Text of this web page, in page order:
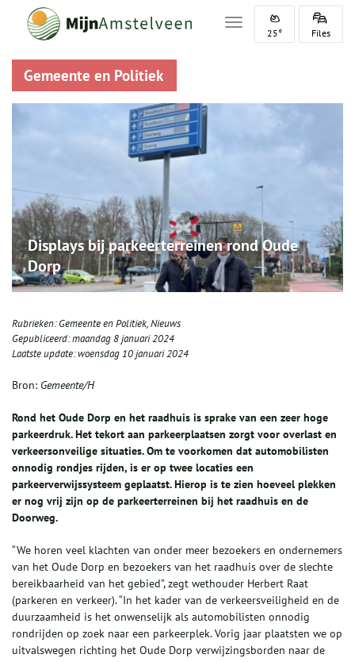
Toggle navigation
25° Files
Gemeente en Politiek
Displays bij parkeerterreinen rond Oude
Dorp
Rubrieken:Gemeente en Politiek,Nieuws
Gepubliceerd:maandag 8 januari 2024
Laatste update:woensdag 10 januari 2024
Bron: Gemeente/H
Rond het Oude Dorp en het raadhuis is sprake van een zeer hoge
parkeerdruk. Het tekort aan parkeerplaatsen zorgt voor overlast en
verkeersonveilige situaties. Om te voorkomen dat automobilisten
onnodig rondjes rijden, is er op twee locaties een
parkeerverwijssysteem geplaatst. Hierop is te zien hoeveel plekken
er nog vrij zijn op de parkeerterreinen bij het raadhuis en de
Doorweg.
“We horen veel klachten van onder meer bezoekers en ondernemers
van het Oude Dorp en bezoekers van het raadhuis over de slechte
bereikbaarheid van het gebied”, zegt wethouder Herbert Raat
(parkeren en verkeer). “In het kader van de verkeersveiligheid en de
duurzaamheid is het onwenselijk als automobilisten onnodig
rondrijden op zoek naar een parkeerplek. Vorig jaar plaatsten we op
uitvalswegen richting het Oude Dorp verwijzingsborden naar de